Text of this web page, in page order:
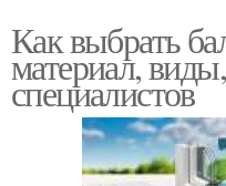
Как выбрать
материал,
специалистов